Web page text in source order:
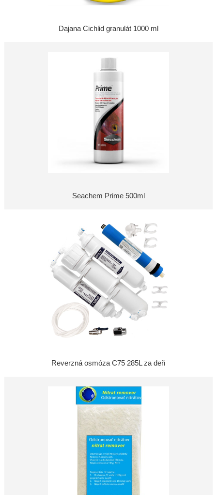
Dajana Cichlid granulát 1000 ml
Seachem Prime 500ml
Reverzná osmóza C75 285L za deň